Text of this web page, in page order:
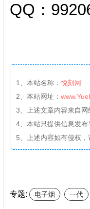
QQ：
1、本站名称：悦刻网
2、本站网址：
3、上述文章内容来自网
4、本站只提供信息发布
5、上述内容如有侵权，
专题: 电子烟 一代